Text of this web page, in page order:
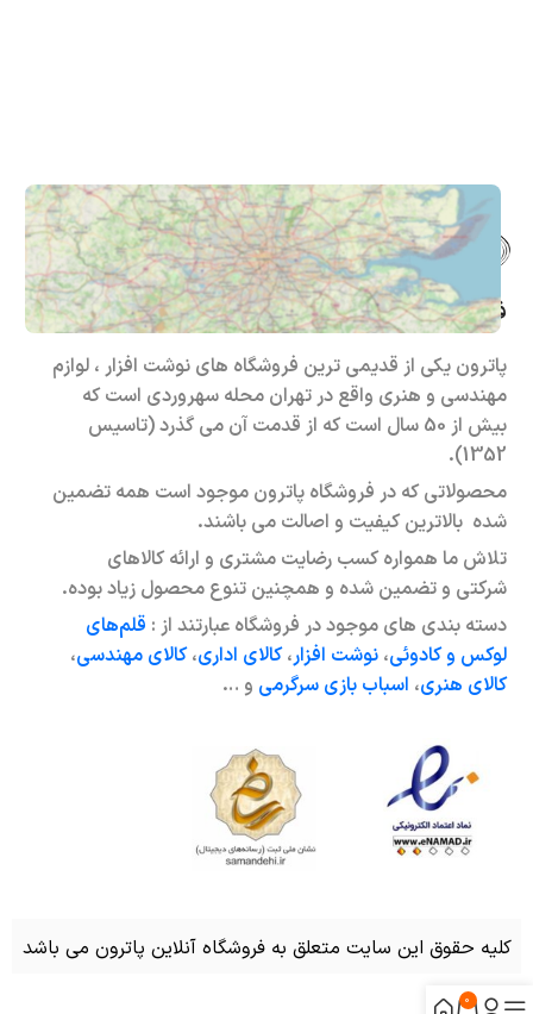
فروشگاه حضوری – اینترنتی پاترون
پاترون یکی از قدیمی ترین فروشگاه های نوشت افزار ، لوازم
مهندسی و هنری واقع در تهران محله سهروردی است که
بیش از 50 سال است که از قدمت آن می گذرد (تاسیس
1352).
محصولاتی که در فروشگاه پاترون موجود است همه تضمین
شده بالاترین کیفیت و اصالت می باشند.
تلاش ما همواره کسب رضایت مشتری و ارائه کالاهای
شرکتی و تضمین شده و همچنین تنوع محصول زیاد بوده.
دسته بندی های موجود در فروشگاه عبارتند از : قلم‌های
لوکس و کادوئی، نوشت افزار،کالای اداری،کالای مهندسی،
کالای هنری، اسباب بازی سرگرمی و …
کلیه حقوق این سایت متعلق به فروشگاه آنلاین پاترون می باشد
0